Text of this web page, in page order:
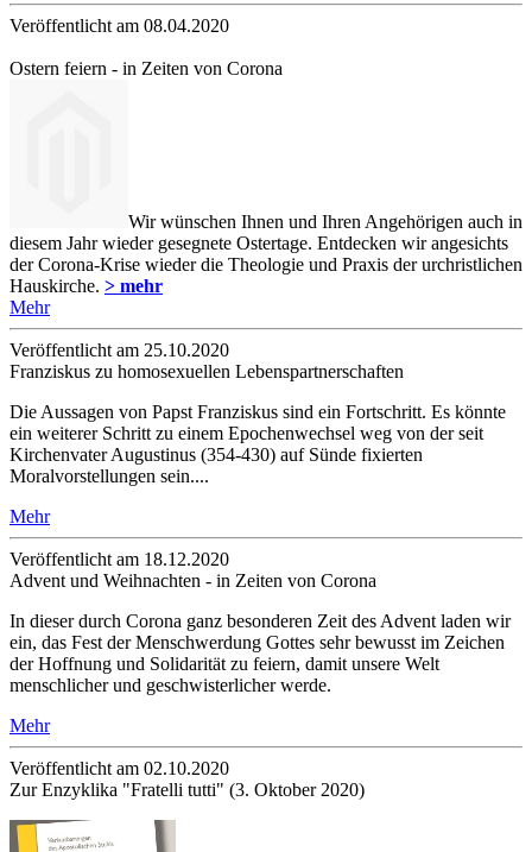
Veröffentlicht am 08­.04.2020
Ostern feiern - in Zeiten von Corona
Wir wünschen Ihnen und Ihren Angehörigen auch in
diesem Jahr wieder gesegnete Ostertage. Entdecken wir angesichts
der Corona-Krise wieder die Theologie und Praxis der urchristlichen
Hauskirche. > mehr
Mehr
Veröffentlicht am 25­.10.2020
Franziskus zu homosexuellen Lebenspartnerschaften
Die Aussagen von Papst Franziskus sind ein Fortschritt. Es könnte
ein weiterer Schritt zu einem Epochenwechsel weg von der seit
Kirchenvater Augustinus (354-430) auf Sünde fixierten
Moralvorstellungen sein....
Mehr
Veröffentlicht am 18­.12.2020
Advent und Weihnachten - in Zeiten von Corona
In dieser durch Corona ganz besonderen Zeit des Advent laden wir
ein, das Fest der Menschwerdung Gottes sehr bewusst im Zeichen
der Hoffnung und Solidarität zu feiern, damit unsere Welt
menschlicher und geschwisterlicher werde.
Mehr
Veröffentlicht am 02­.10.2020
Zur Enzyklika "Fratelli tutti" (3. Oktober 2020)